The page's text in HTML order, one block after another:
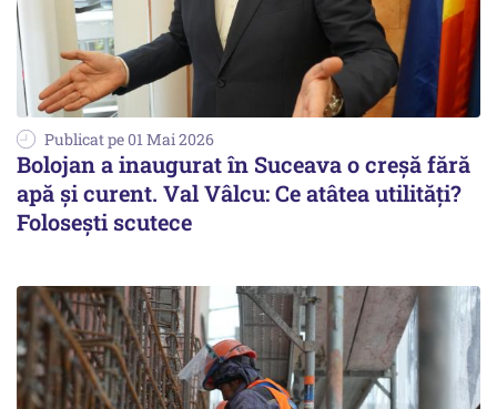
Publicat pe 01 Mai 2026
Bolojan a inaugurat în Suceava o creșă fără
apă și curent. Val Vâlcu: Ce atâtea utilități?
Folosești scutece